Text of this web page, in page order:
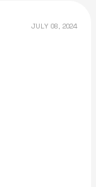
JULY 08, 2024